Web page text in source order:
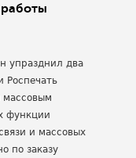
работы
упразднил два
Роспечать
массовым
функции
и массовых
по заказу